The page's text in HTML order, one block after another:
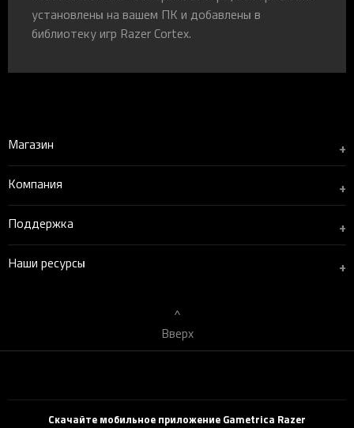
установлены на вашем ПК и добавлены в
библиотеку игр Razer Cortex.
Магазин +
Компания +
Поддержка +
Наши ресурсы +
Вверх
Скачайте мобильное приложение Gametrica Razer